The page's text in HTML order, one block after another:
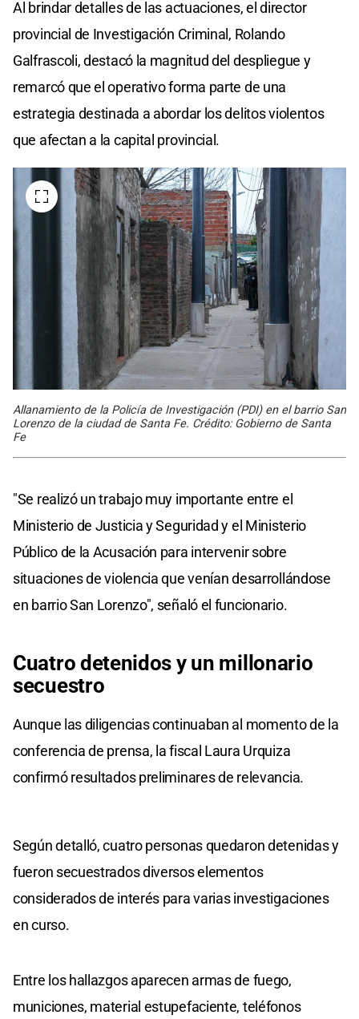
Al brindar detalles de las actuaciones, el director
provincial de Investigación Criminal, Rolando
Galfrascoli, destacó la magnitud del despliegue y
remarcó que el operativo forma parte de una
estrategia destinada a abordar los delitos violentos
que afectan a la capital provincial.
Allanamiento de la Policía de Investigación (PDI) en el barrio San
Lorenzo de la ciudad de Santa Fe. Crédito: Gobierno de Santa
Fe
"Se realizó un trabajo muy importante entre el
Ministerio de Justicia y Seguridad y el Ministerio
Público de la Acusación para intervenir sobre
situaciones de violencia que venían desarrollándose
en barrio San Lorenzo", señaló el funcionario.
Cuatro detenidos y un millonario
secuestro
Aunque las diligencias continuaban al momento de la
conferencia de prensa, la fiscal Laura Urquiza
confirmó resultados preliminares de relevancia.
Según detalló, cuatro personas quedaron detenidas y
fueron secuestrados diversos elementos
considerados de interés para varias investigaciones
en curso.
Entre los hallazgos aparecen armas de fuego,
municiones, material estupefaciente, teléfonos